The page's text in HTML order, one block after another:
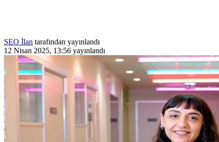
SEO İlan tarafından yayınlandı
12 Nisan 2025, 13:56 yayınlandı